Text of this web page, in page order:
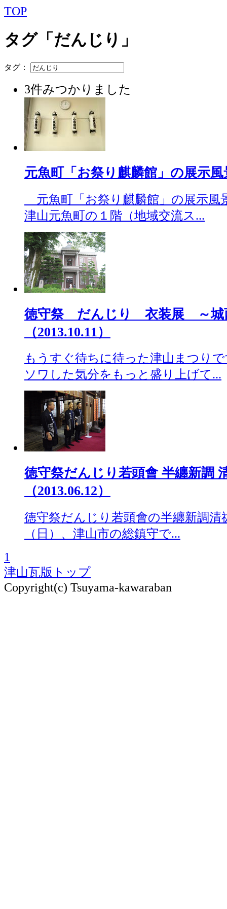
TOP
タグ「だんじり」
タグ：
3件みつかりました
元魚町「お祭り麒麟館」の展示風
元魚町「お祭り麒麟館」の展示
津山元魚町の１階（地域交流ス...
徳守祭 だんじり 衣装展 ～城
（2013.10.11）
もうすぐ待ちに待った津山まつり
ソワした気分をもっと盛り上げて...
徳守祭だんじり若頭會 半纏新調
（2013.06.12）
徳守祭だんじり若頭會の半纏新調清
（日）、津山市の総鎮守で...
1
津山瓦版トップ
Copyright(c) Tsuyama-kawaraban